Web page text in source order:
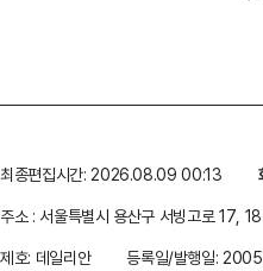
최종편집시간: 2026.08.09 00:13
주소 : 서울특별시 용산구 서빙고로 17,
제호: 데일리안
등록일/발행일: